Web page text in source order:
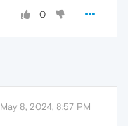
0
May 8, 2024, 8:57 PM